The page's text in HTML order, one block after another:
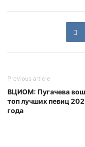
Previous article
ВЦИОМ: Пугачева
топ лучших певиц
года